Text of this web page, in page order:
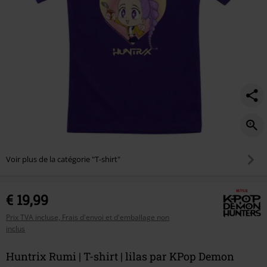
Voir plus de la catégorie "T-shirt"
€ 19,99
Prix TVA incluse, Frais d'envoi et d'emballage non
inclus
Huntrix Rumi | T-shirt | lilas par KPop Demon